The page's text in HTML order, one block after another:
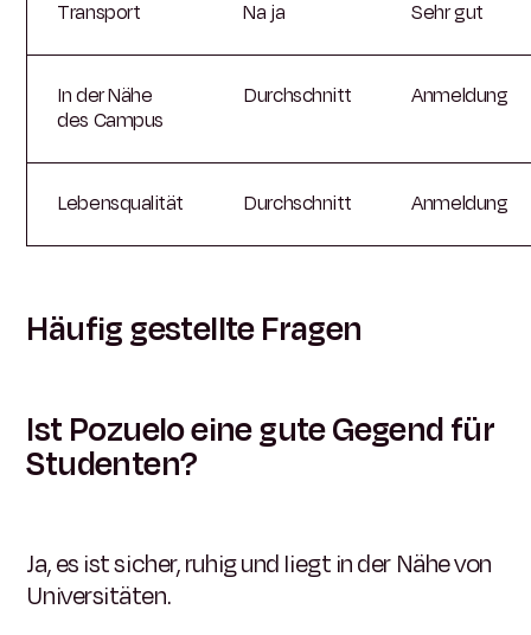
Transport Na ja Sehr gut
In der Nähe
des Campus
Durchschnitt Anmeldung
Lebensqualität Durchschnitt Anmeldung
Häufig gestellte Fragen
Ist Pozuelo eine gute Gegend für
Studenten?
Ja, es ist sicher, ruhig und liegt in der Nähe von
Universitäten.